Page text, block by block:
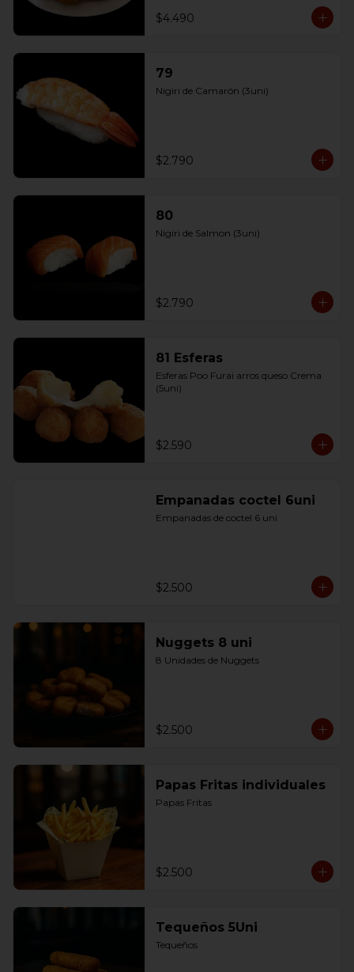
$4.490
79
Nigiri de Camarón (3uni)
$2.790
80
Nigiri de Salmon (3uni)
$2.790
81 Esferas
Esferas Poo Furai arros queso Crema
(5uni)
$2.590
Empanadas coctel 6uni
Empanadas de coctel 6 uni
$2.500
Nuggets 8 uni
8 Unidades de Nuggets
$2.500
Papas Fritas individuales
Papas Fritas
$2.500
Tequeños 5Uni
Tequeños